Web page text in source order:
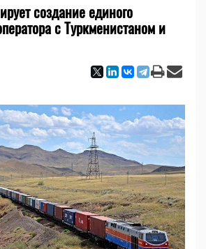
создание единого
с Туркменистаном и